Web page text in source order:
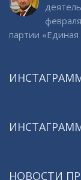
партии
НОВОСТИ